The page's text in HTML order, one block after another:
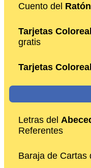
Cuento del
Tarjetas
gratis
Tarjetas
Letras del
Referentes
Baraja de Cartas